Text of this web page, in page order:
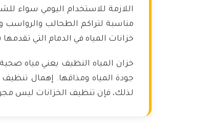
اللازمة للاستخدام اليومي سواء
مناسبة لتراكم الطحالب والرواسب
خزانات المياه في الدمام التي
خزان المياه النظيف يعني مياه
جودة المياه ومذاقها. إهمال
لذلك، فإن تنظيف الخزانات ليس